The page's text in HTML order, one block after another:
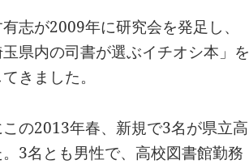
志が2009年に研究会を発足し、
県内の司書が選ぶイチオシ本」を
きました。
の2013年春、新規で3名が県立高
3名とも男性で、高校図書館勤務